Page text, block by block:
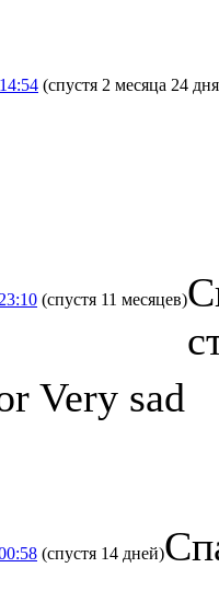
(спустя 2 месяца 24
(спустя 11 месяцев)
(спустя 14 дней)